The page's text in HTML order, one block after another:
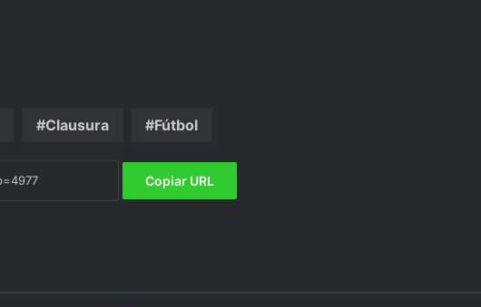
Clausura Fútbol
Copiar URL